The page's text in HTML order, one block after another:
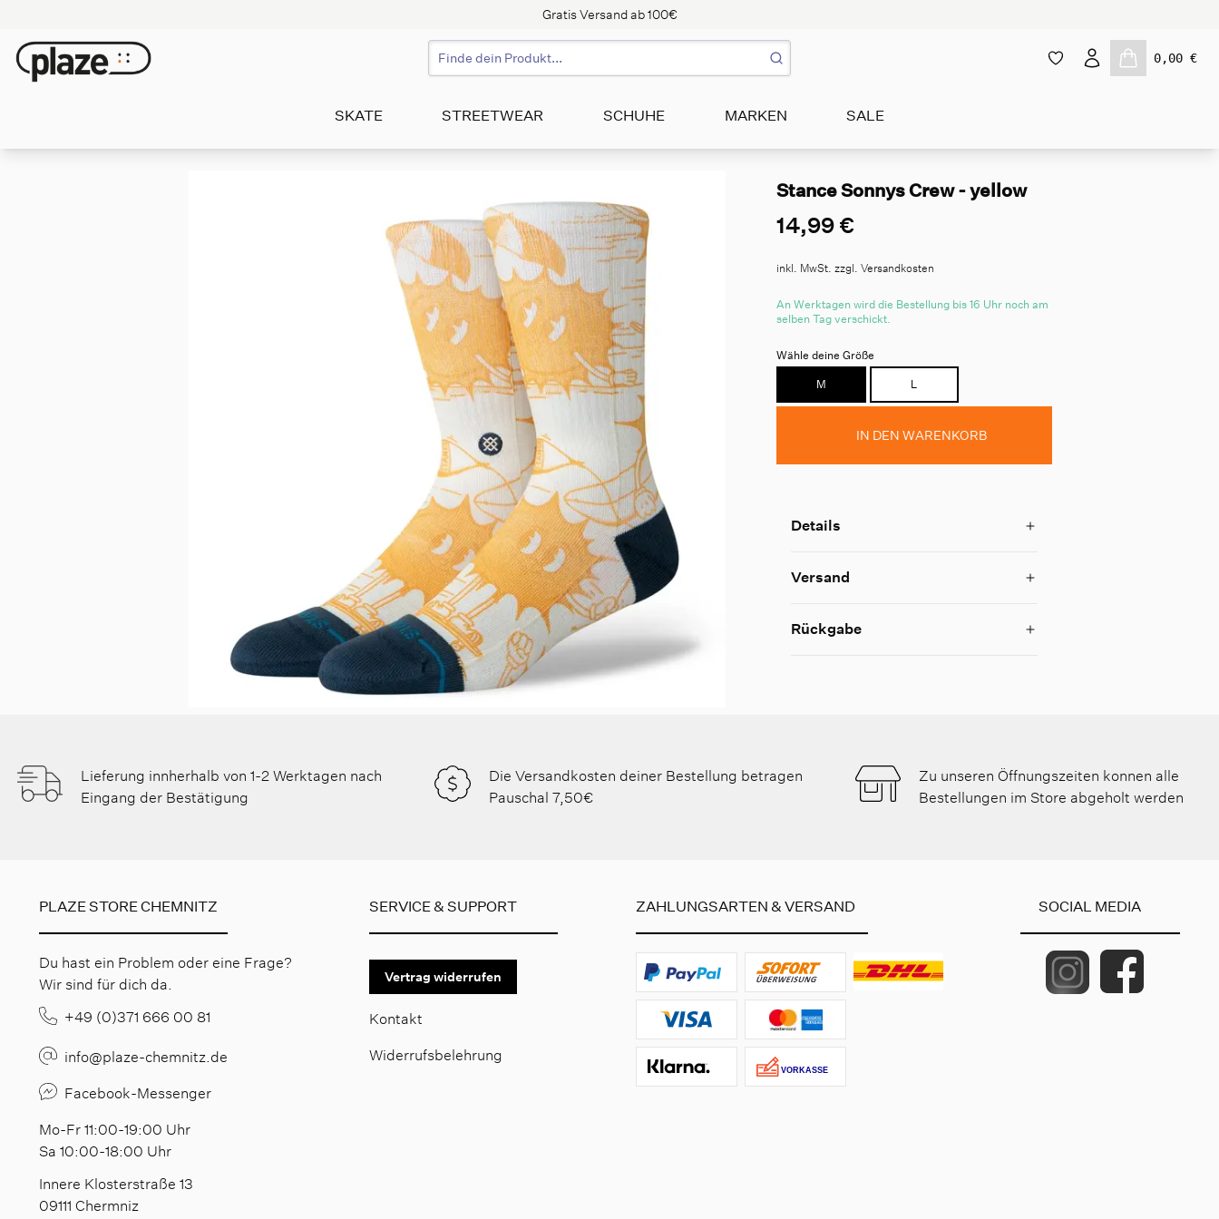
Gratis Versand ab 100€
0,00 €
SKATE STREETWEAR SCHUHE MARKEN SALE
Stance Sonnys Crew - yellow
14,99 €
inkl. MwSt. zzgl. Versandkosten
An Werktagen wird die Bestellung bis 16 Uhr noch am
selben Tag verschickt.
Wähle deine Größe
M
L
IN DEN WARENKORB
Details
Versand
Rückgabe
Lieferung innherhalb von 1-2 Werktagen nach
Eingang der Bestätigung
Die Versandkosten deiner Bestellung betragen
Pauschal 7,50€
Zu unseren Öffnungszeiten konnen alle
Bestellungen im Store abgeholt werden
PLAZE STORE CHEMNITZ
Du hast ein Problem oder eine Frage?
Wir sind für dich da.
+49 (0)371 666 00 81
info@plaze-chemnitz.de
Facebook-Messenger
Mo-Fr 11:00-19:00 Uhr
Sa 10:00-18:00 Uhr
Innere Klosterstraße 13
09111 Chermniz
SERVICE & SUPPORT
Vertrag widerrufen
Kontakt
Widerrufsbelehrung
ZAHLUNGSARTEN & VERSAND SOCIAL MEDIA